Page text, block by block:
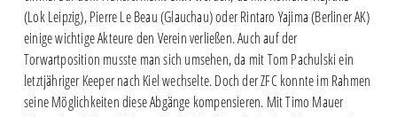
(Lok Leipzig), Pierre Le Beau (Glauchau) oder Rintaro Yajima (Berliner AK)
einige wichtige Akteure den Verein verließen. Auch auf der
Torwartposition musste man sich umsehen, da mit Tom Pachulski ein
letztjähriger Keeper nach Kiel wechselte. Doch der ZFC konnte im Rahmen
seine Möglichkeiten diese Abgänge kompensieren. Mit Timo Mauer